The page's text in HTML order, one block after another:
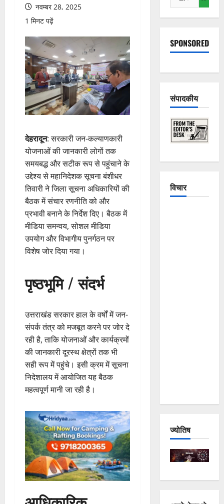
नवम्बर 28, 2025
1 मिनट पढ़ें
देहरादून: सरकारी जन-कल्याणकारी
योजनाओं की जानकारी लोगों तक
समयबद्ध और सटीक रूप से पहुंचाने के
उद्देश्य से महानिदेशक सूचना बंशीधर
तिवारी ने जिला सूचना अधिकारियों की
बैठक में संचार रणनीति को और
प्रभावी बनाने के निर्देश दिए। बैठक में
मीडिया समन्वय, सोशल मीडिया
उपयोग और विभागीय पुनर्गठन पर
विशेष जोर दिया गया।
पृष्ठभूमि / संदर्भ
उत्तराखंड सरकार हाल के वर्षों में जन-
संपर्क तंत्र को मजबूत करने पर जोर दे
रही है, ताकि योजनाओं और कार्यक्रमों
की जानकारी दूरस्थ क्षेत्रों तक भी
सही रूप में पहुंचे। इसी क्रम में सूचना
निदेशालय में आयोजित यह बैठक
महत्वपूर्ण मानी जा रही है।
को
खोजें:
SPONSORED
संपादकीय
विचार
ज्योतिष